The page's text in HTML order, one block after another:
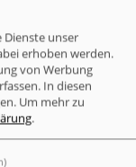
Google-Tool
Dienste unser
erhoben werden.
von Werbung
In diesen
Um mehr zu
.